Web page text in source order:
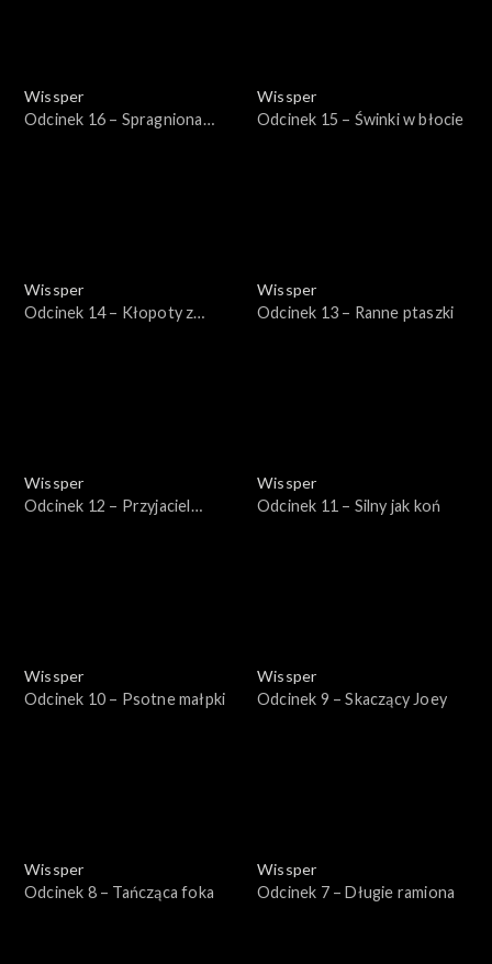
Wissper
Odcinek 16 – Spragniona
Wissper
Odcinek 15 – Świnki w błocie
Wissper
Odcinek 14 – Kłopoty z
Wissper
Odcinek 13 – Ranne ptaszki
Wissper
Odcinek 12 – Przyjaciel
Wissper
Odcinek 11 – Silny jak koń
Wissper
Odcinek 10 – Psotne małpki
Wissper
Odcinek 9 – Skaczący Joey
Wissper
Odcinek 8 – Tańcząca foka
Wissper
Odcinek 7 – Długie ramiona